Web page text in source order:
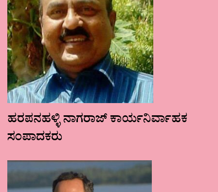
ಹರಪನಹಳ್ಳಿ ನಾಗರಾಜ್ ಕಾರ್ಯನಿರ್ವಾಹಕ
ಸಂಪಾದಕರು